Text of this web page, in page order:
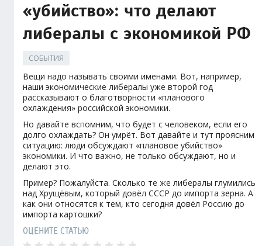
«убийство»: что делают
либералы с экономикой РФ
СОБЫТИЯ
Вещи надо называть своими именами. Вот, например,
наши экономические либералы уже второй год
рассказывают о благотворности «планового
охлаждения» российской экономики.
Но давайте вспомним, что будет с человеком, если его
долго охлаждать? Он умрёт. Вот давайте и тут проясним
ситуацию: люди обсуждают «плановое убийство»
экономики. И что важно, не только обсуждают, но и
делают это.
Пример? Пожалуйста. Сколько те же либералы глумились
над Хрущёвым, который довёл СССР до импорта зерна. А
как они относятся к тем, кто сегодня довёл Россию до
импорта картошки?
ОЦЕНИТЕ СТАТЬЮ